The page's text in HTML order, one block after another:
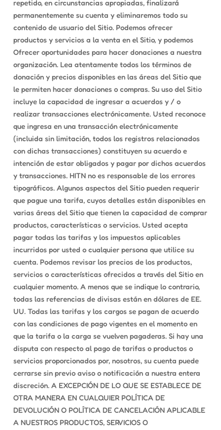
repetido, en circunstancias apropiadas, finalizará
permanentemente su cuenta y eliminaremos todo su
contenido de usuario del Sitio. Podemos ofrecer
productos y servicios a la venta en el Sitio, y podemos
Ofrecer oportunidades para hacer donaciones a nuestra
organización. Lea atentamente todos los términos de
donación y precios disponibles en las áreas del Sitio que
le permiten hacer donaciones o compras. Su uso del Sitio
incluye la capacidad de ingresar a acuerdos y / o
realizar transacciones electrónicamente. Usted reconoce
que ingresa en una transacción electrónicamente
(incluida sin limitación, todos los registros relacionados
con dichas transacciones) constituyen su acuerdo e
intención de estar obligados y pagar por dichos acuerdos
y transacciones. HITN no es responsable de los errores
tipográficos. Algunos aspectos del Sitio pueden requerir
que pague una tarifa, cuyos detalles están disponibles en
varias áreas del Sitio que tienen la capacidad de comprar
productos, características o servicios. Usted acepta
pagar todas las tarifas y los impuestos aplicables
incurridos por usted o cualquier persona que utilice su
cuenta. Podemos revisar los precios de los productos,
servicios o características ofrecidos a través del Sitio en
cualquier momento. A menos que se indique lo contrario,
todas las referencias de divisas están en dólares de EE.
UU. Todas las tarifas y los cargos se pagan de acuerdo
con las condiciones de pago vigentes en el momento en
que la tarifa o la carga se vuelven pagaderas. Si hay una
disputa con respecto al pago de tarifas o productos o
servicios proporcionados por, nosotros, su cuenta puede
cerrarse sin previo aviso o notificación a nuestra entera
discreción. A EXCEPCIÓN DE LO QUE SE ESTABLECE DE
OTRA MANERA EN CUALQUIER POLÍTICA DE
DEVOLUCIÓN O POLÍTICA DE CANCELACIÓN APLICABLE
A NUESTROS PRODUCTOS, SERVICIOS O